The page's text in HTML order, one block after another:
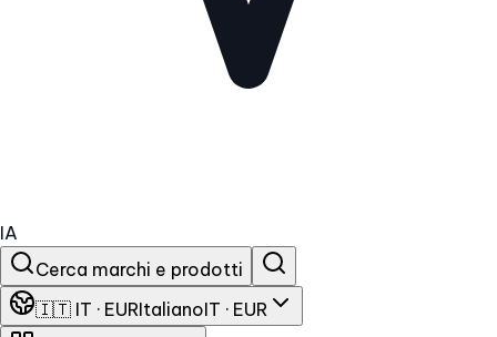
IA
Cerca marchi e prodotti
🇮🇹 IT · EURItalianoIT · EUR